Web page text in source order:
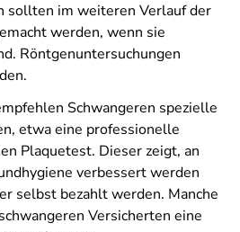
sollten im weiteren Verlauf der
werden, wenn sie
Röntgenuntersuchungen
Schwangeren spezielle
etwa eine professionelle
Plaquetest. Dieser zeigt, an
verbessert werden
selbst bezahlt werden. Manche
Versicherten eine